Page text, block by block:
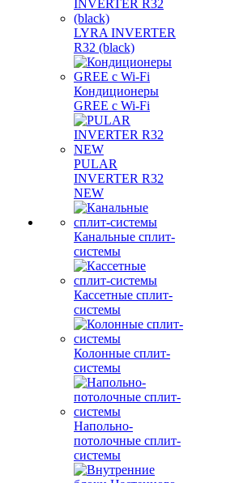
LYRA INVERTER
R32 (black)
Кондиционеры
GREE с Wi-Fi
PULAR
INVERTER R32
NEW
Канальные сплит-
системы
Кассетные сплит-
системы
Колонные сплит-
системы
Напольно-
потолочные сплит-
системы